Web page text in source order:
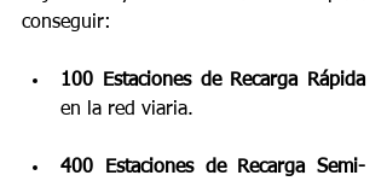
conseguir:
100 Estaciones de Recarga Rápida
en la red viaria.
400 Estaciones de Recarga Semi-